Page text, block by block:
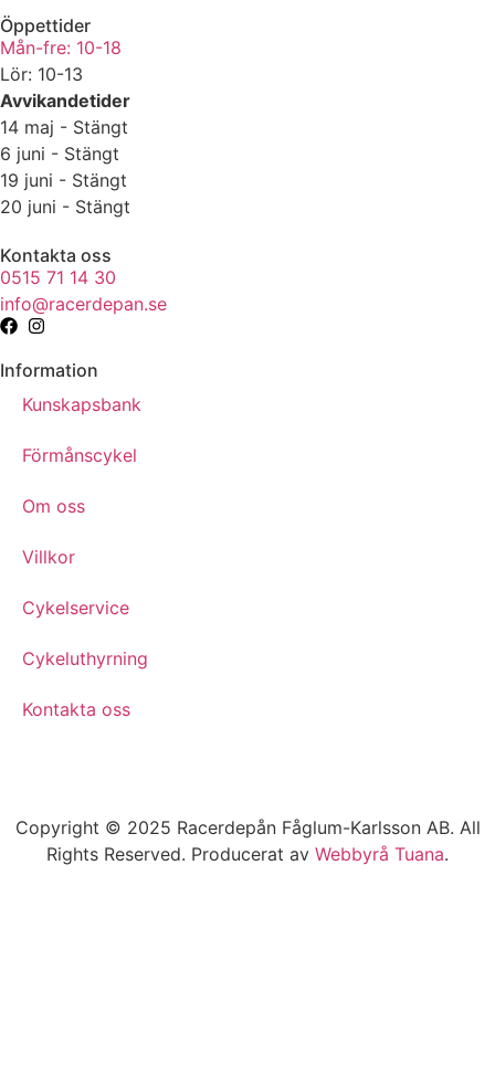
Öppettider
Mån-fre: 10-18
Lör: 10-13
Avvikandetider
14 maj - Stängt
6 juni - Stängt
19 juni - Stängt
20 juni - Stängt
Kontakta oss
0515 71 14 30
info@racerdepan.se
Information
Kunskapsbank
Förmånscykel
Om oss
Villkor
Cykelservice
Cykeluthyrning
Kontakta oss
Copyright © 2025 Racerdepån Fåglum-Karlsson AB. All
Rights Reserved. Producerat av Webbyrå Tuana.​